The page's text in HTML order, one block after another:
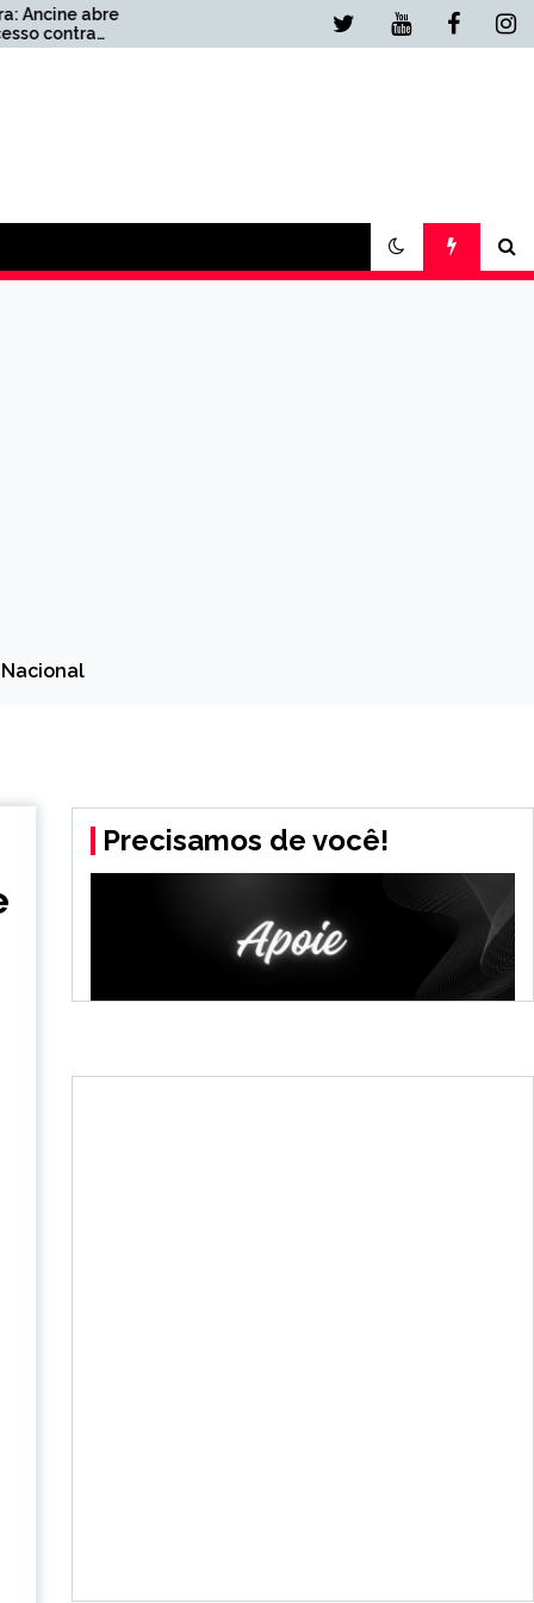
Urgente: PF deve chamar
Lulinha para depor
presencialmente
Precisamos de você!